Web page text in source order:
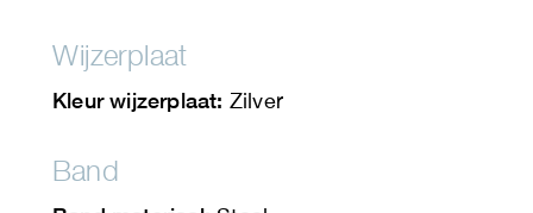
Wijzerplaat
Kleur wijzerplaat: Zilver
Band